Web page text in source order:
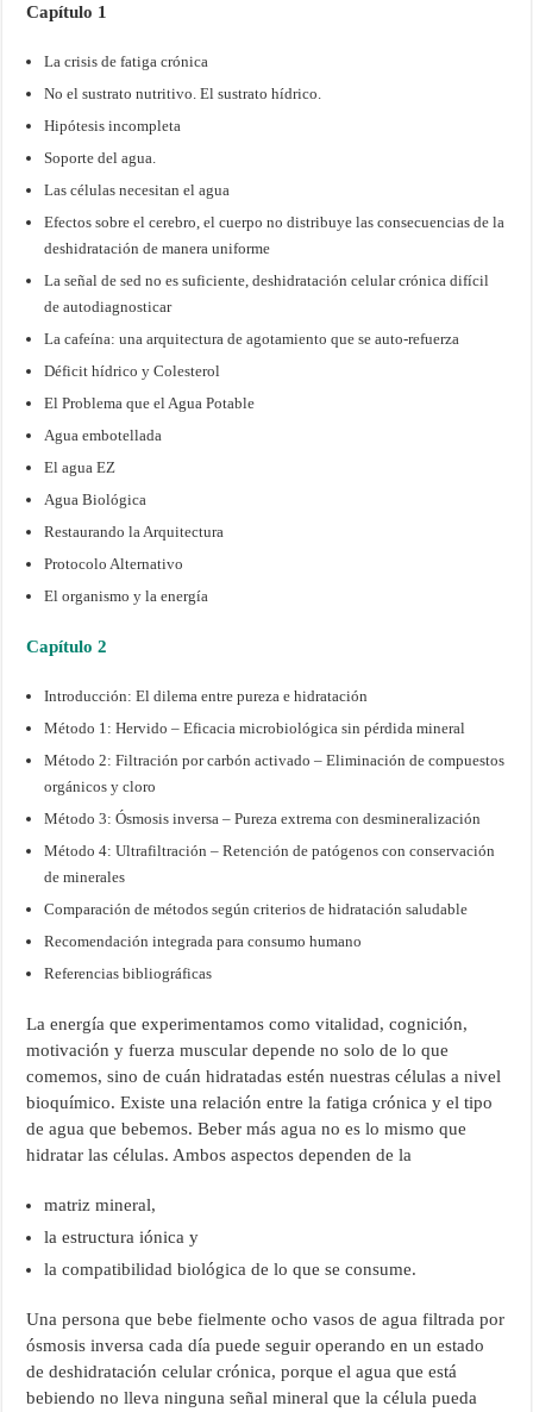
Capítulo 1
La crisis de fatiga crónica
No el sustrato nutritivo. El sustrato hídrico.
Hipótesis incompleta
Soporte del agua.
Las células necesitan el agua
Efectos sobre el cerebro, el cuerpo no distribuye las consecuencias de la
deshidratación de manera uniforme
La señal de sed no es suficiente, deshidratación celular crónica difícil
de autodiagnosticar
La cafeína: una arquitectura de agotamiento que se auto-refuerza
Déficit hídrico y Colesterol
El Problema que el Agua Potable
Agua embotellada
El agua EZ
Agua Biológica
Restaurando la Arquitectura
Protocolo Alternativo
El organismo y la energía
Capítulo 2
Introducción: El dilema entre pureza e hidratación
Método 1: Hervido – Eficacia microbiológica sin pérdida mineral
Método 2: Filtración por carbón activado – Eliminación de compuestos
orgánicos y cloro
Método 3: Ósmosis inversa – Pureza extrema con desmineralización
Método 4: Ultrafiltración – Retención de patógenos con conservación
de minerales
Comparación de métodos según criterios de hidratación saludable
Recomendación integrada para consumo humano
Referencias bibliográficas
La energía que experimentamos como vitalidad, cognición,
motivación y fuerza muscular depende no solo de lo que
comemos, sino de cuán hidratadas estén nuestras células a nivel
bioquímico. Existe una relación entre la fatiga crónica y el tipo
de agua que bebemos. Beber más agua no es lo mismo que
hidratar las células. Ambos aspectos dependen de la
matriz mineral,
la estructura iónica y
la compatibilidad biológica de lo que se consume.
Una persona que bebe fielmente ocho vasos de agua filtrada por
ósmosis inversa cada día puede seguir operando en un estado
de deshidratación celular crónica, porque el agua que está
bebiendo no lleva ninguna señal mineral que la célula pueda